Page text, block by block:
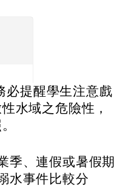
必提醒學生注意戲
水域之危險性，
季、連假或暑假期
水事件比較分